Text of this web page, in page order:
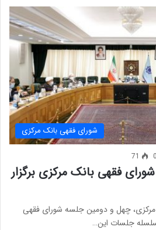
شورای فقهی بانک مرکزی
0
71
فقهی بانک مرکزی برگزار
چهل و دومین جلسه شورای فقهی
سلسله جلسات این…